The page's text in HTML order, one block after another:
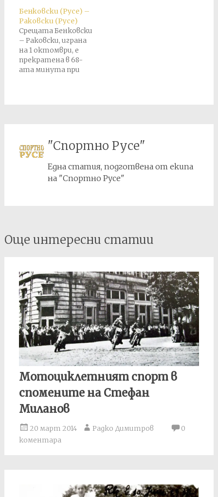
Бенковски (Русе) –
Раковски (Русе)
Срещата Бенковски
– Раковски, играна
на 1 октомври, е
прекратена в 68-
ата минута при
октомври, което
Бенковски печели с
4:1 и този резултат
"Спортно Русе"
Една статия, подготвена от екипа
на "Спортно Русе"
Post
navigation
Още интересни статии
Мотоциклетният спорт в
спомените на Стефан
Миланов
20 март 2014 Радко Димитров
0
коментара